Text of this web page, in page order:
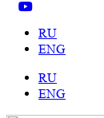
RU
ENG
RU
ENG